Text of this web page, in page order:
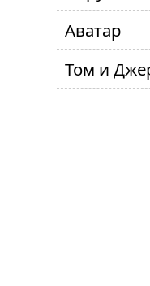
Аватар
Том и